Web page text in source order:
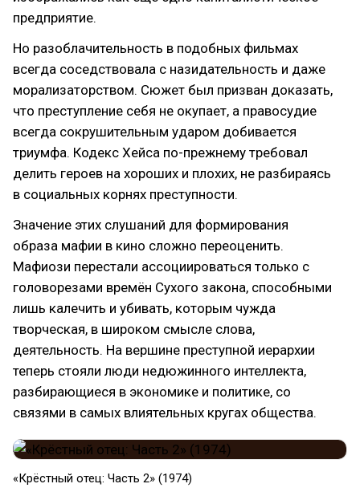
предприятие.
Но разоблачительность в подобных фильмах
всегда соседствовала с назидательность и даже
морализаторством. Сюжет был призван доказать,
что преступление себя не окупает, а правосудие
всегда сокрушительным ударом добивается
триумфа. Кодекс Хейса по-прежнему требовал
делить героев на хороших и плохих, не разбираясь
в социальных корнях преступности.
Значение этих слушаний для формирования
образа мафии в кино сложно переоценить.
Мафиози перестали ассоциироваться только с
головорезами времён Сухого закона, способными
лишь калечить и убивать, которым чужда
творческая, в широком смысле слова,
деятельность. На вершине преступной иерархии
теперь стояли люди недюжинного интеллекта,
разбирающиеся в экономике и политике, со
связями в самых влиятельных кругах общества.
«Крёстный отец: Часть 2» (1974)